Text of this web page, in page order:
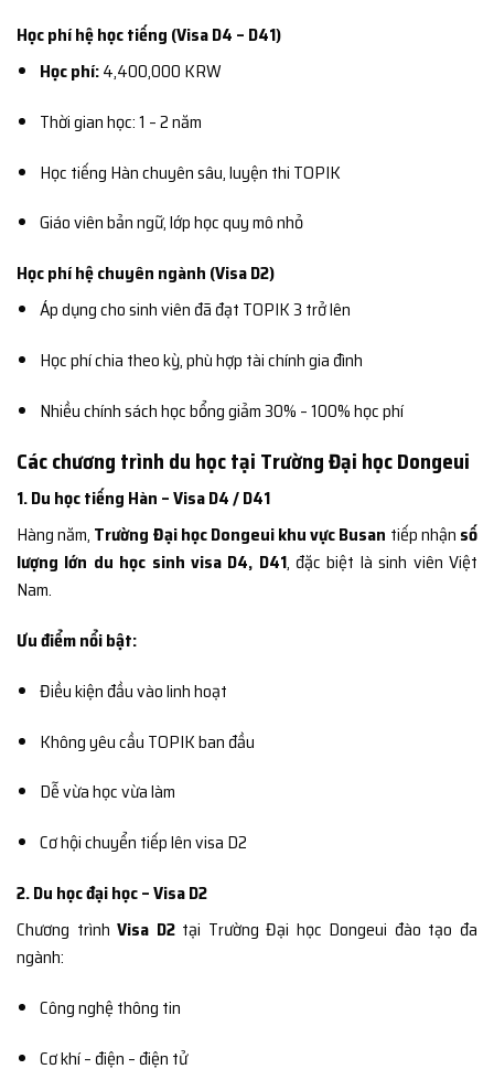
Học phí hệ học tiếng (Visa D4 – D41)
Học phí:4,400,000 KRW
Thời gian học: 1 – 2 năm
Học tiếng Hàn chuyên sâu, luyện thi TOPIK
Giáo viên bản ngữ, lớp học quy mô nhỏ
Học phí hệ chuyên ngành (Visa D2)
Áp dụng cho sinh viên đã đạt TOPIK 3 trở lên
Học phí chia theo kỳ, phù hợp tài chính gia đình
Nhiều chính sách học bổng giảm 30% – 100% học phí
Các chương trình du học tại Trường Đại học Dongeui
1. Du học tiếng Hàn – Visa D4 / D41
Hàng năm, Trường Đại học Dongeui khu vực Busan tiếp nhận số
lượng lớn du học sinh visa D4, D41, đặc biệt là sinh viên Việt
Nam.
Ưu điểm nổi bật:
Điều kiện đầu vào linh hoạt
Không yêu cầu TOPIK ban đầu
Dễ vừa học vừa làm
Cơ hội chuyển tiếp lên visa D2
2. Du học đại học – Visa D2
Chương trìnhVisa D2tại Trường Đại học Dongeui đào tạo đa
ngành:
Công nghệ thông tin
Cơ khí – điện – điện tử